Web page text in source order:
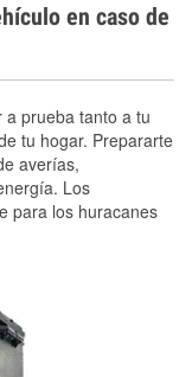
en caso de
a prueba tanto a tu
tu hogar. Prepararte
averías,
Los
para los huracanes